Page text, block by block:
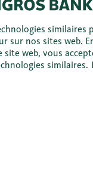
similaires
sur nos sites web.
web, vous
similaires.